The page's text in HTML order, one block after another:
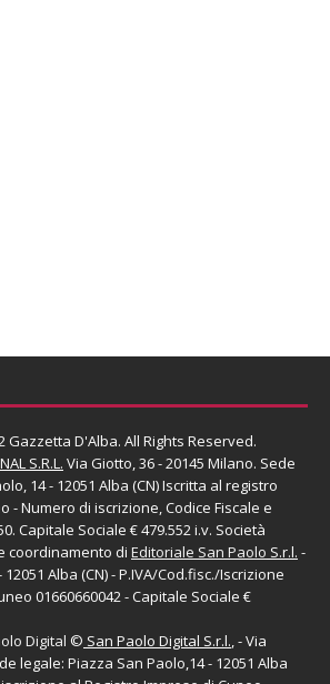
Gazzetta D'Alba. All Rights Reserved.
S.R.L. Via Giotto, 36 - 20145 Milano. Sede
14 - 12051 Alba (CN) Iscritta al registro
- Numero di iscrizione, Codice Fiscale e
Capitale Sociale € 479.552 i.v. Società
coordinamento di Editoriale San Paolo S.r.l. -
Alba (CN) - P.IVA/Cod.fisc./Iscrizione
01660660042 - Capitale Sociale €
Digital © San Paolo Digital S.r.l., - Via
legale: Piazza San Paolo,14 - 12051 Alba